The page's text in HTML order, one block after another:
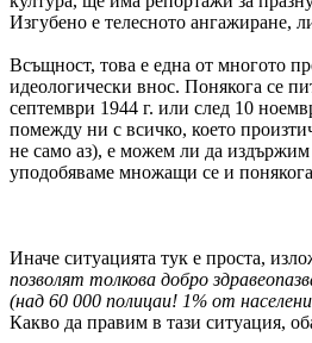
Изгубено е телесното ангажиране,
Всъщност, това е една от многото
идеологически внос. Понякога се
септември 1944 г. или след 10
помежду ни с всичко, което
не само аз), е можем ли да
уподобяваме множащи се и
Иначе ситуацията тук е проста,
позволят толкова добро
(над 60 000 полицаи! 1% от
Какво да правим в тази ситуация,